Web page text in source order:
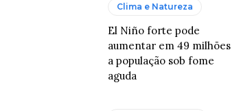
Clima e Natureza
El Niño forte pode
aumentar em 49 milhões
a população sob fome
aguda